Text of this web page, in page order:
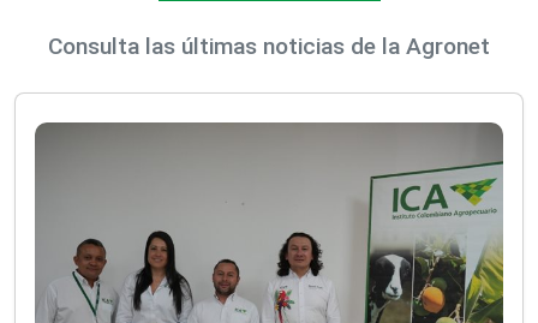
Consulta las últimas noticias de la Agronet